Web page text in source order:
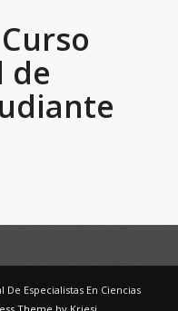
de
Especialistas En Ciencias